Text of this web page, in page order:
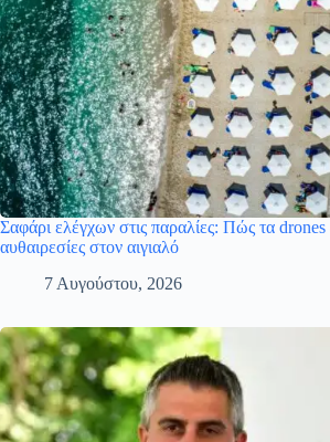
Σαφάρι ελέγχων στις παραλίες: Πώς τα drones
αυθαιρεσίες στον αιγιαλό
7 Αυγούστου, 2026